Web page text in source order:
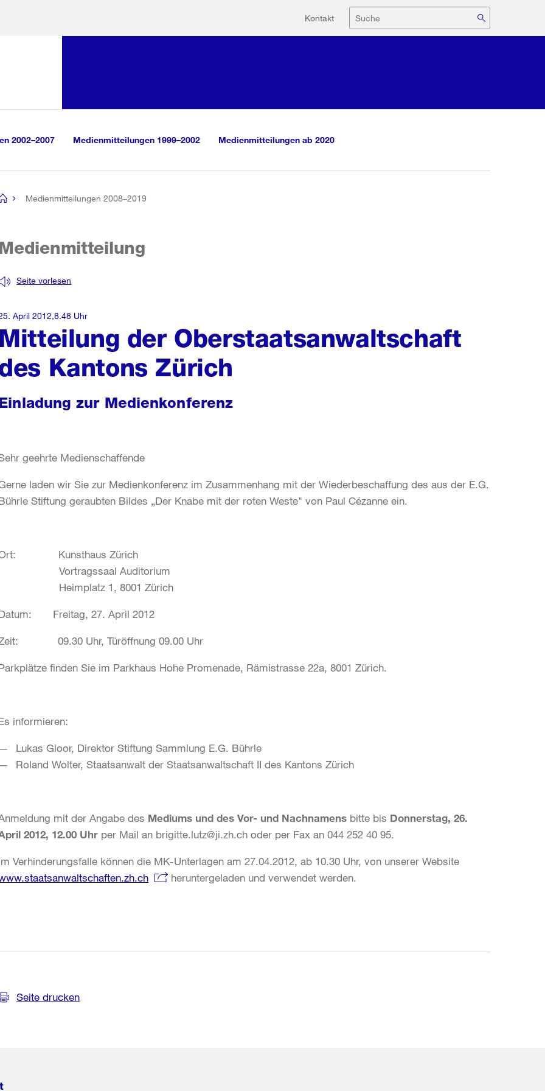
Hilfsnavigation
Kontakt Suche
2002–2007 Medienmitteilungen 1999–2002 Medienmitteilungen ab 2020
Medienmitteilungen 2008–2019
Mitteilung der Oberstaatsanwaltschaft
Kantons Zürich
Seite vorlesen
zur Medienkonferenz
April 2012,8.48 Uhr
geehrte Medienschaffende
laden wir Sie zur Medienkonferenz im Zusammenhang mit der Wiederbeschaffung des aus der E.G.
Stiftung geraubten Bildes „Der Knabe mit der roten Weste" von Paul Cézanne ein.
Kunsthaus Zürich
Vortragssaal Auditorium
Heimplatz 1, 8001 Zürich
Freitag, 27. April 2012
09.30 Uhr, Türöffnung 09.00 Uhr
finden Sie im Parkhaus Hohe Promenade, Rämistrasse 22a, 8001 Zürich.
informieren:
Lukas Gloor, Direktor Stiftung Sammlung E.G. Bührle
Roland Wolter, Staatsanwalt der Staatsanwaltschaft II des Kantons Zürich
mit der Angabe des Mediums und des Vor- und Nachnamens bitte bis Donnerstag, 26.
2012, 12.00 Uhr per Mail an brigitte.lutz@ji.zh.ch oder per Fax an 044 252 40 95.
Verhinderungsfalle können die MK-Unterlagen am 27.04.2012, ab 10.30 Uhr, von unserer Website
heruntergeladen und verwendet werden.
Seite drucken